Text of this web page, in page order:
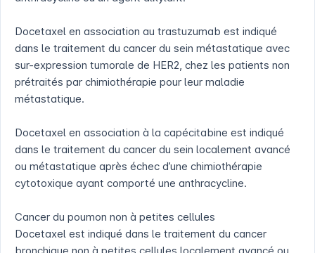
Docetaxel en association au trastuzumab est indiqué
dans le traitement du cancer du sein métastatique avec
sur-expression tumorale de HER2, chez les patients non
prétraités par chimiothérapie pour leur maladie
métastatique.
Docetaxel en association à la capécitabine est indiqué
dans le traitement du cancer du sein localement avancé
ou métastatique après échec d’une chimiothérapie
cytotoxique ayant comporté une anthracycline.
Cancer du poumon non à petites cellules
Docetaxel est indiqué dans le traitement du cancer